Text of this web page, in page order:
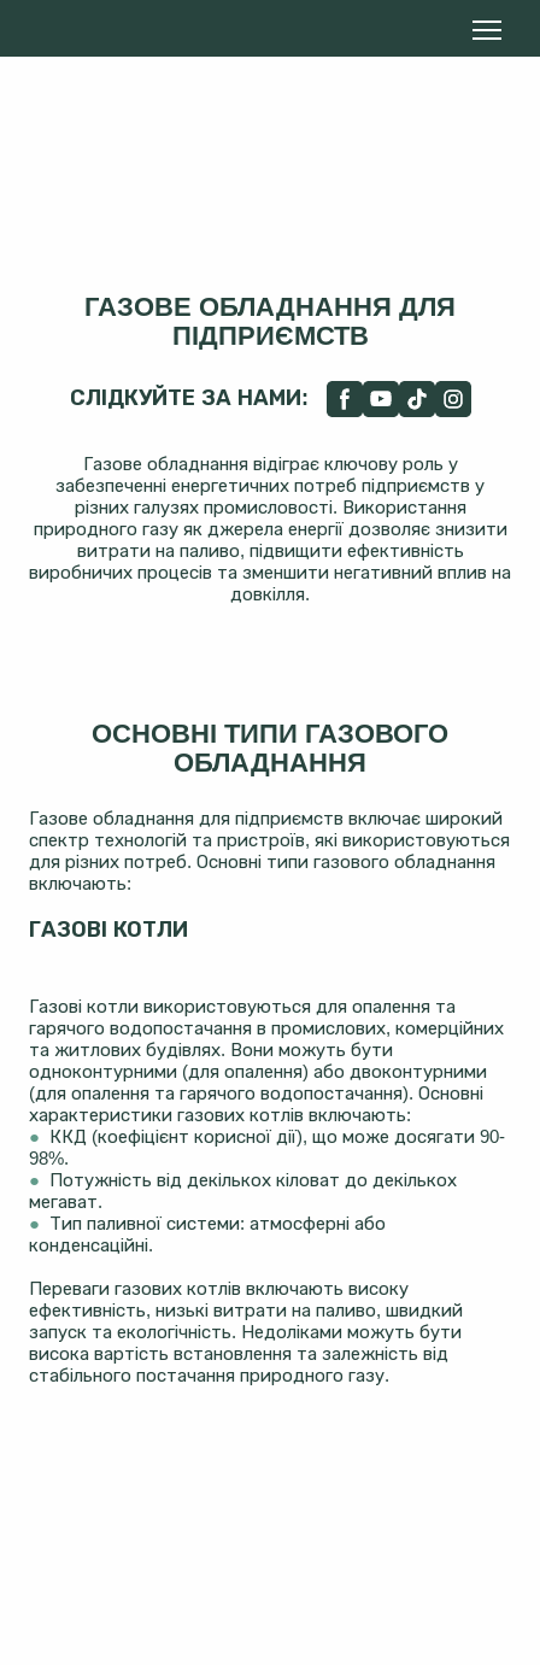
ГАЗОВЕ ОБЛАДНАННЯ ДЛЯ
ПІДПРИЄМСТВ
СЛІДКУЙТЕ ЗА НАМИ:
Газове обладнання відіграє ключову роль у
забезпеченні енергетичних потреб підприємств у
різних галузях промисловості. Використання
природного газу як джерела енергії дозволяє знизити
витрати на паливо, підвищити ефективність
виробничих процесів та зменшити негативний вплив на
довкілля.
ОСНОВНІ ТИПИ ГАЗОВОГО
ОБЛАДНАННЯ
Газове обладнання для підприємств включає широкий
спектр технологій та пристроїв, які використовуються
для різних потреб. Основні типи газового обладнання
включають:
ГАЗОВІ КОТЛИ
Газові котли використовуються для опалення та
гарячого водопостачання в промислових, комерційних
та житлових будівлях. Вони можуть бути
одноконтурними (для опалення) або двоконтурними
(для опалення та гарячого водопостачання). Основні
характеристики газових котлів включають:
● ККД (коефіцієнт корисної дії), що може досягати 90-
98%.
● Потужність від декількох кіловат до декількох
мегават.
● Тип паливної системи: атмосферні або
конденсаційні.
Переваги газових котлів включають високу
ефективність, низькі витрати на паливо, швидкий
запуск та екологічність. Недоліками можуть бути
висока вартість встановлення та залежність від
стабільного постачання природного газу.